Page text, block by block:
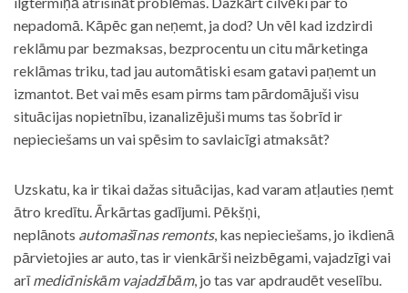
nepadomā. Kāpēc gan neņemt, ja dod? Un vēl kad izdzirdi
reklāmu par bezmaksas, bezprocentu un citu mārketinga
reklāmas triku, tad jau automātiski esam gatavi paņemt un
izmantot. Bet vai mēs esam pirms tam pārdomājuši visu
situācijas nopietnību, izanalizējuši mums tas šobrīd ir
nepieciešams un vai spēsim to savlaicīgi atmaksāt?
Uzskatu, ka ir tikai dažas situācijas, kad varam atļauties ņemt
ātro kredītu. Ārkārtas gadījumi. Pēkšņi,
neplānots automašīnas remonts, kas nepieciešams, jo ikdienā
pārvietojies ar auto, tas ir vienkārši neizbēgami, vajadzīgi vai
arīmedicīniskām vajadzībām, jo tas var apdraudēt veselību.